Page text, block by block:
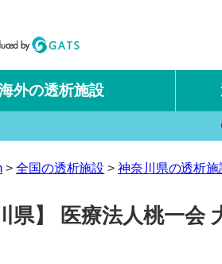
外の透析施設
全国の透析施設 神奈川県の透析施
県】 医療法人桃一会